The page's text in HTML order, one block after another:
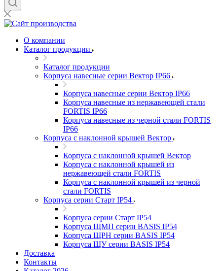
О компании
Каталог продукции
Каталог продукции
Корпуса навесные серии Вектор IP66
Корпуса навесные серии Вектор IP66
Корпуса навесные из нержавеющей стали
FORTIS IP66
Корпуса навесные из черной стали FORTIS
IP66
Корпуса с наклонной крышей Вектор
Корпуса с наклонной крышей Вектор
Корпуса с наклонной крышей из
нержавеющей стали FORTIS
Корпуса с наклонной крышей из черной
стали FORTIS
Корпуса серии Старт IP54
Корпуса серии Старт IP54
Корпуса ЩМП серии BASIS IP54
Корпуса ЩРН серии BASIS IP54
Корпуса ЩУ серии BASIS IP54
Доставка
Контакты